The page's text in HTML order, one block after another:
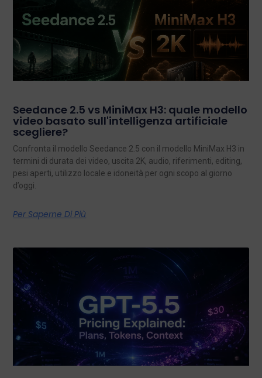
Seedance 2.5 vs MiniMax H3: quale modello
video basato sull'intelligenza artificiale
scegliere?
Confronta il modello Seedance 2.5 con il modello MiniMax H3 in
termini di durata dei video, uscita 2K, audio, riferimenti, editing,
pesi aperti, utilizzo locale e idoneità per ogni scopo al giorno
d’oggi.
Per Saperne Di Più